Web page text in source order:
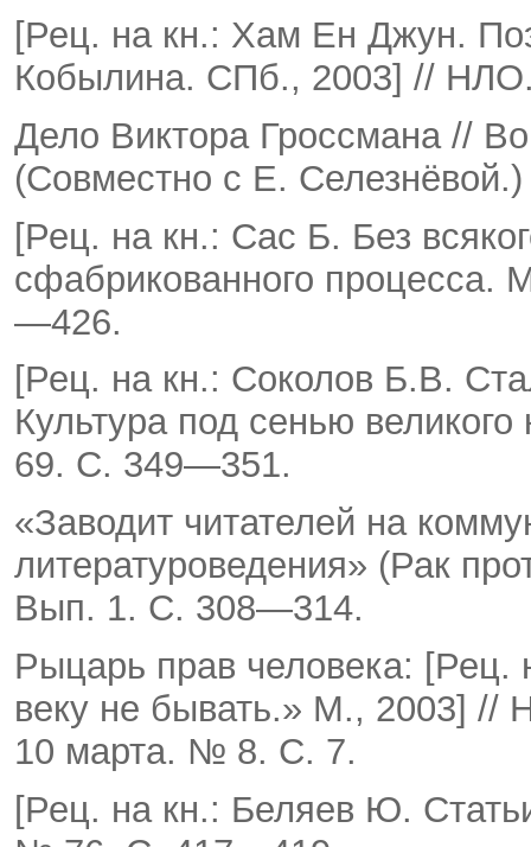
[Рец. на кн.: Хам Ен Джун.
Кобылина. СПб., 2003] //
Дело Виктора Гроссмана //
(Совместно с Е. Се­лезнёвой.)
[Рец. на кн.: Сас Б. Без
сфабрикованного
—426.
[Рец. на кн.: Соколов Б.В.
Культура под сенью
69. С. 349—351.
«Заводит читателей на
литературоведения» (Рак
Вып. 1. С. 308—314.
Рыцарь прав человека: [Рец.
веку не бывать.» М., 2003] //
10 марта. № 8. С. 7.
[Рец. на кн.: Беляев Ю.